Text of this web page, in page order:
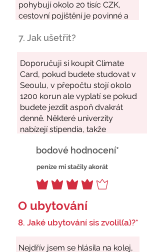
7. Jak ušetřit?
bodové hodnocení*
peníze mi stačily akorát
O ubytování
8. Jaké ubytování sis zvolil(a)?*